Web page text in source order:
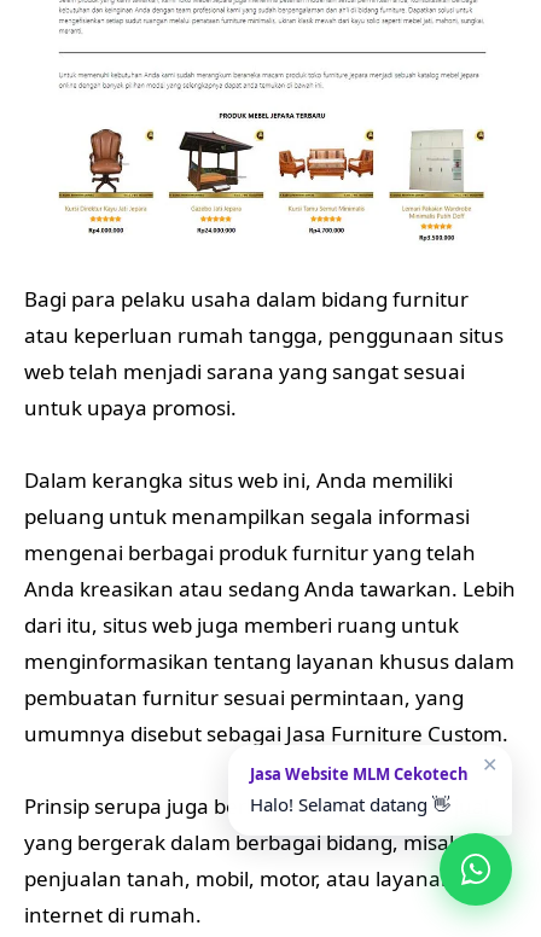
Bagi para pelaku usaha dalam bidang furnitur
atau keperluan rumah tangga, penggunaan situs
web telah menjadi sarana yang sangat sesuai
untuk upaya promosi.
Dalam kerangka situs web ini, Anda memiliki
peluang untuk menampilkan segala informasi
mengenai berbagai produk furnitur yang telah
Anda kreasikan atau sedang Anda tawarkan. Lebih
dari itu, situs web juga memberi ruang untuk
menginformasikan tentang layanan khusus dalam
pembuatan furnitur sesuai permintaan, yang
umumnya disebut sebagai Jasa Furniture Custom.
Prinsip serupa juga berlaku bagi penjual-penjual
yang bergerak dalam berbagai bidang, misalnya
penjualan tanah, mobil, motor, atau layanan
internet di rumah.
✕
Jasa Website MLM Cekotech
Halo! Selamat datang 👋